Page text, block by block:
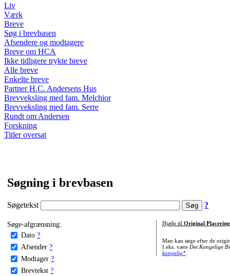
Liv
Værk
Breve
Søg i brevbasen
Afsendere og modtagere
Breve om HCA
Ikke tidligere trykte breve
Alle breve
Enkelte breve
Partner H.C. Andersens Hus
Brevveksling med fam. Melchior
Brevveksling med fam. Serre
Rundt om Andersen
Forskning
Titler oversat
Søgning i brevbasen
Søgetekst ?
Søge-afgrænsning:
Dato ?
Afsender ?
Modtager ?
Brevtekst ?
Hjælp til Original Placering
Man kan søge efter de
f.eks. være Det Kongelige
kongelig*.